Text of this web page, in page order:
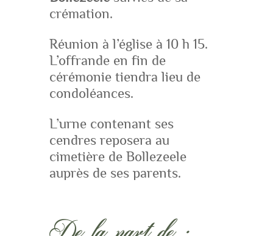
crémation.
Réunion à l’église à 10 h 15.
L’offrande en fin de
cérémonie tiendra lieu de
condoléances.
L’urne contenant ses
cendres reposera au
cimetière de Bollezeele
auprès de ses parents.